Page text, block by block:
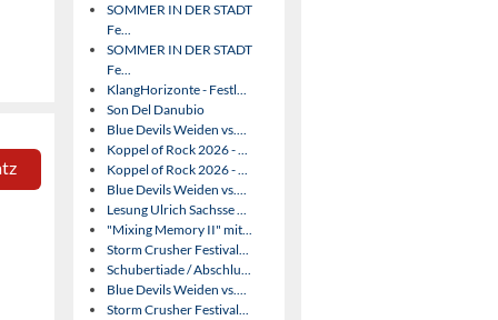
SOMMER IN DER STADT
Fe...
SOMMER IN DER STADT
Fe...
KlangHorizonte - Festl...
Son Del Danubio
Blue Devils Weiden vs....
Koppel of Rock 2026 - ...
Koppel of Rock 2026 - ...
Blue Devils Weiden vs....
Lesung Ulrich Sachsse ...
"Mixing Memory II" mit...
Storm Crusher Festival...
Schubertiade / Abschlu...
Blue Devils Weiden vs....
Storm Crusher Festival...